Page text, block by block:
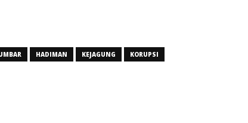
HADIMAN KEJAGUNG KORUPSI